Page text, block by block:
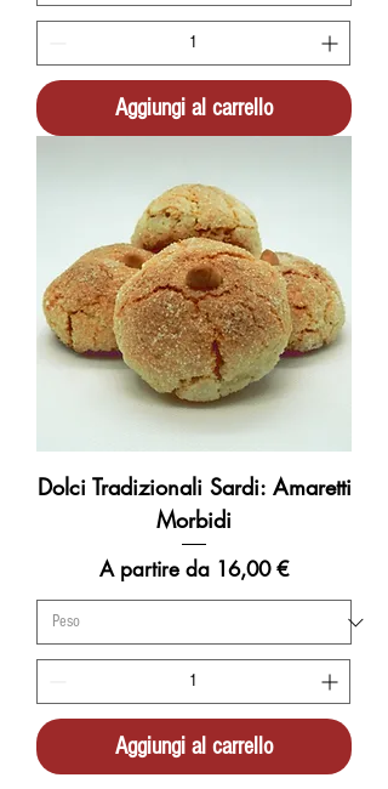
Aggiungi al carrello
Dolci Tradizionali Sardi: Amaretti
Morbidi
A partire da 16,00 €
Prezzo scontato
Aggiungi al carrello